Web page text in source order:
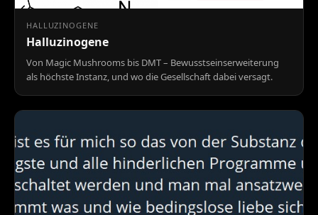
HALLUZINOGENE
Halluzinogene
Von Magic Mushrooms bis DMT – Bewusstseinserweiterung
als höchste Instanz, und wo die Gesellschaft dabei versagt.